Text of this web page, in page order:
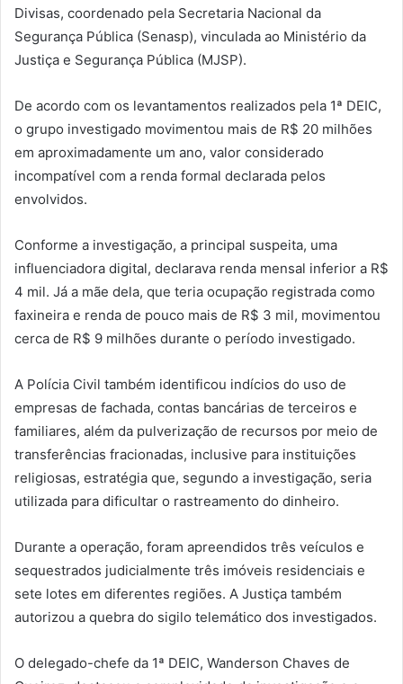
Divisas, coordenado pela Secretaria Nacional da
Segurança Pública (Senasp), vinculada ao Ministério da
Justiça e Segurança Pública (MJSP).
De acordo com os levantamentos realizados pela 1ª DEIC,
o grupo investigado movimentou mais de R$ 20 milhões
em aproximadamente um ano, valor considerado
incompatível com a renda formal declarada pelos
envolvidos.
Conforme a investigação, a principal suspeita, uma
influenciadora digital, declarava renda mensal inferior a R$
4 mil. Já a mãe dela, que teria ocupação registrada como
faxineira e renda de pouco mais de R$ 3 mil, movimentou
cerca de R$ 9 milhões durante o período investigado.
A Polícia Civil também identificou indícios do uso de
empresas de fachada, contas bancárias de terceiros e
familiares, além da pulverização de recursos por meio de
transferências fracionadas, inclusive para instituições
religiosas, estratégia que, segundo a investigação, seria
utilizada para dificultar o rastreamento do dinheiro.
Durante a operação, foram apreendidos três veículos e
sequestrados judicialmente três imóveis residenciais e
sete lotes em diferentes regiões. A Justiça também
autorizou a quebra do sigilo telemático dos investigados.
O delegado-chefe da 1ª DEIC, Wanderson Chaves de